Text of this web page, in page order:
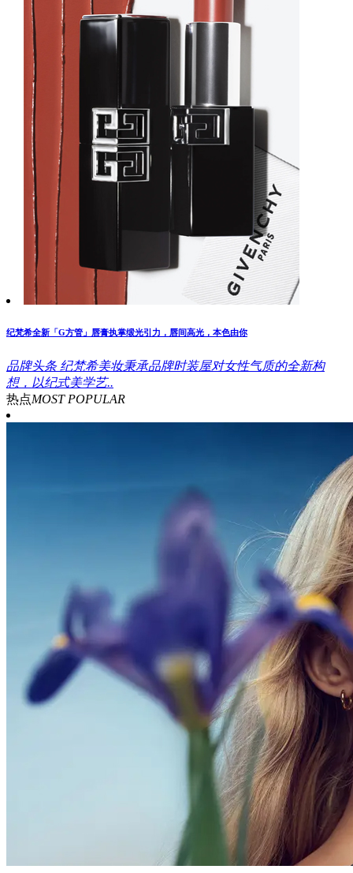
纪梵希全新「G方管」唇膏执掌缎光引力，唇间高光，本色由你
品牌头条 纪梵希美妆秉承品牌时装屋对女性气质的全新构
想，以纪式美学艺..
热点MOST POPULAR